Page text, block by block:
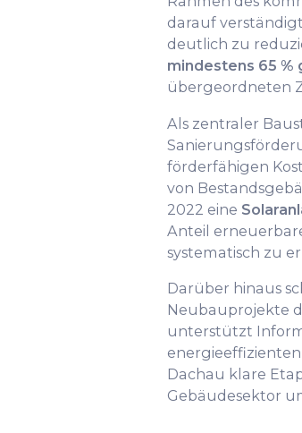
darauf
deutlich zu
mindestens 65 %
übergeordneten
Als zentraler
förderfähigen
von
2022 eine
Anteil
systematisch zu
Darüber hinaus
Neubauprojekte
unterstützt
Dachau klare
Gebäudesektor